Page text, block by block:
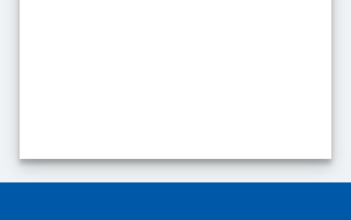
End of interactive chart.